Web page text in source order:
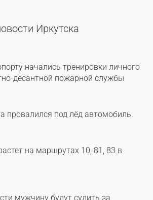
Иркутска
начались тренировки личного
десантной пожарной службы
провалился под лёд автомобиль.
на маршрутах 10, 81, 83 в
мужчину будут судить за